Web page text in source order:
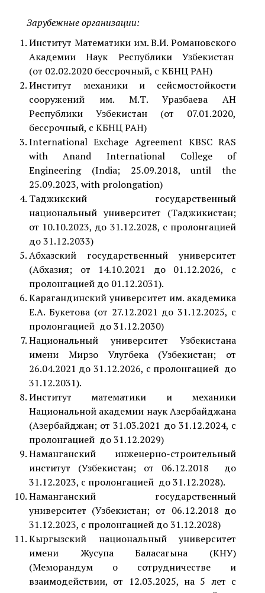
Зарубежные организации:
Институт Математики им. В.И. Романовского
Академии Наук Республики Узбекистан
(от 02.02.2020 бессрочный, с КБНЦ РАН)
Институт механики и сейсмостойкости
сооружений им. М.Т. Уразбаева АН
Республики Узбекистан (от 07.01.2020,
бессрочный, с КБНЦ РАН)
International Exchage Agreement KBSC RAS
with Anand International College of
Engineering (India; 25.09.2018, until the
25.09.2023, with prolongation)
Таджикский государственный
национальный университет (Таджикистан;
от 10.10.2023, до 31.12.2028, с пролонгацией
до 31.12.2033)
Абхазский государственный университет
(Абхазия; от 14.10.2021 до 01.12.2026, с
пролонгацией до 01.12.2031).
Карагандинский университет им. академика
Е.А. Букетова (от 27.12.2021 до 31.12.2025, с
пролонгацией до 31.12.2030)
Национальный университет Узбекистана
имени Мирзо Улугбека (Узбекистан; от
26.04.2021 до 31.12.2026, с пролонгацией до
31.12.2031).
Институт математики и механики
Национальной академии наук Азербайджана
(Азербайджан; от 31.03.2021 до 31.12.2024, с
пролонгацией до 31.12.2029)
Наманганский инженерно-строительный
институт (Узбекистан; от 06.12.2018 до
31.12.2023, с пролонгацией до 31.12.2028).
Наманганский государственный
университет (Узбекистан; от 06.12.2018 до
31.12.2023, с пролонгацией до 31.12.2028)
Кыргызский национальный университет
имени Жусупа Баласагына (КНУ)
(Меморандум о сотрудничестве и
взаимодействии, от 12.03.2025, на 5 лет с